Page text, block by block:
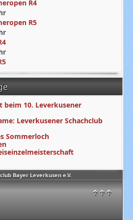
Bayer Leverkusen e.V.
↑↑↑
R4
R5
beim 10. Leverkusener
Leverkusener Schachclub
Sommerloch